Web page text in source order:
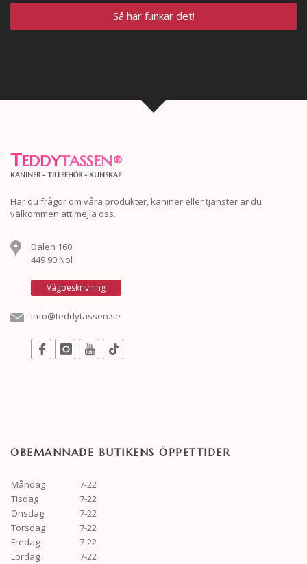
Så här funkar det!
TEDDYTASSEN®
KANINER - TILLBEHÖR - KUNSKAP
Har du frågor om våra produkter, kaniner eller tjänster är du
välkommen att mejla oss.
Dalen 160
449 90 Nol
Vägbeskrivning
info@teddytassen.se
OBEMANNADE BUTIKENS ÖPPETTIDER
Måndag
7-22
Tisdag
7-22
Onsdag
7-22
Torsdag
7-22
Fredag
7-22
Lördag
7-22